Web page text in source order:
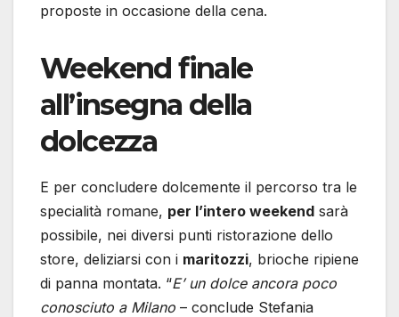
proposte in occasione della cena.
Weekend finale
all’insegna della
dolcezza
E per concludere dolcemente il percorso tra le
specialità romane, per l’intero weekend sarà
possibile, nei diversi punti ristorazione dello
store, deliziarsi con i maritozzi, brioche ripiene
di panna montata. “E’ un dolce ancora poco
conosciuto a Milano – conclude Stefania